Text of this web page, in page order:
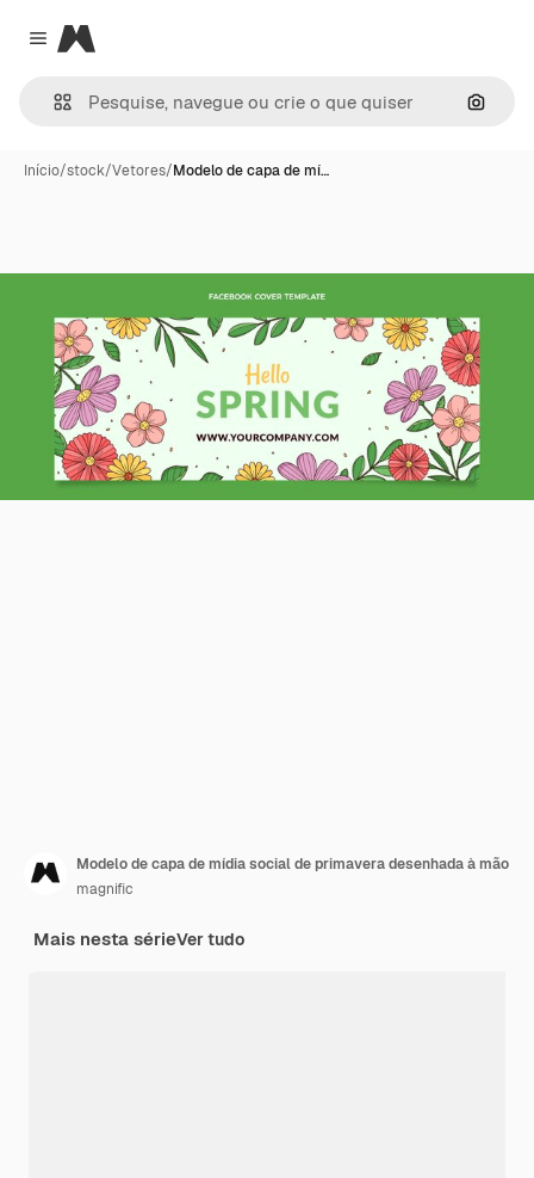
Close menu
Magnific
Início/stock/Vetores/Modelo de capa de mí…
Modelo de capa de mídia social de primavera desenhada à mão
magnific
Mais nesta sérieVer tudo